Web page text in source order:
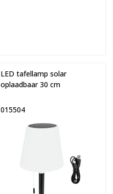
LED tafellamp solar
oplaadbaar 30 cm
015504